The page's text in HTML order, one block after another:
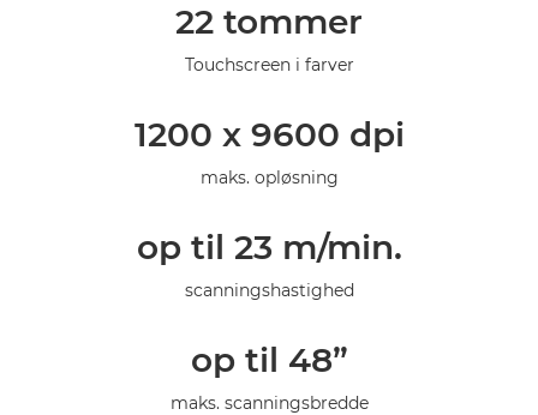
22 tommer
Touchscreen i farver
1200 x 9600 dpi
maks. opløsning
op til 23 m/min.
scanningshastighed
op til 48”
maks. scanningsbredde